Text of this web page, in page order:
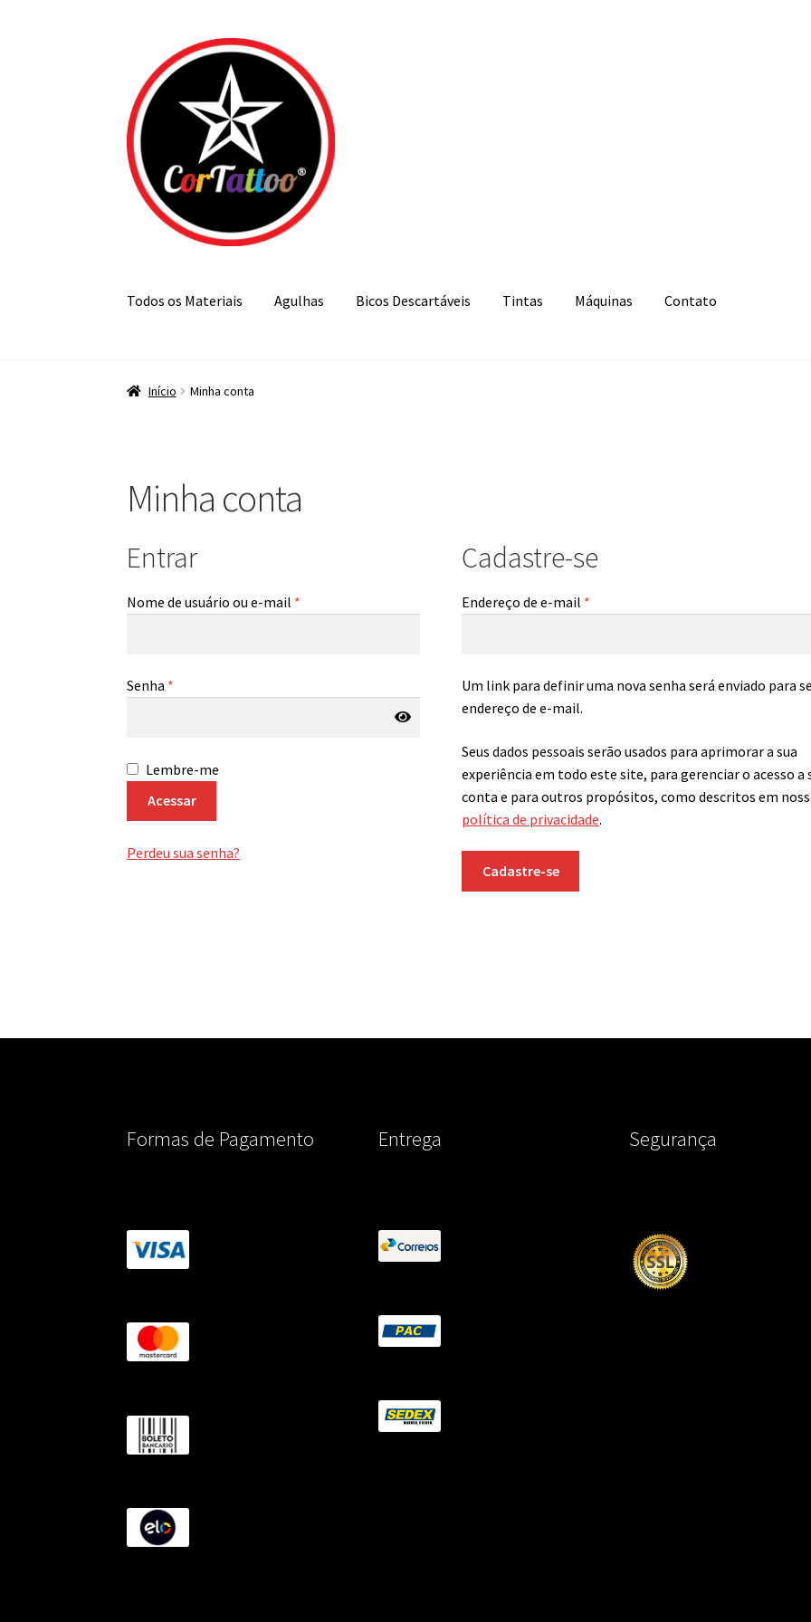
para
navegação
para
conteúdo
Todos os Materiais Agulhas Bicos Descartáveis Tintas Máquinas Contato
Início Minha conta
Minha conta
Entrar
Nome de usuário ou e-mail *
Senha *
Lembre-me
Acessar
Perdeu sua senha?
Cadastre-se
Endereço de e-mail *
Um link para definir uma nova senha será enviado para
endereço de e-mail.
Seus dados pessoais serão usados para aprimorar a sua
experiência em todo este site, para gerenciar o acesso a
conta e para outros propósitos, como descritos em
política de privacidade.
Cadastre-se
Formas de Pagamento Entrega Segurança